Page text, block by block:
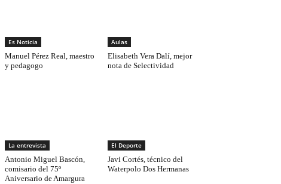
Es Noticia
Manuel Pérez Real, maestro
y pedagogo
Aulas
Elisabeth Vera Dalí, mejor
nota de Selectividad
La entrevista
Antonio Miguel Bascón,
comisario del 75º
Aniversario de Amargura
El Deporte
Javi Cortés, técnico del
Waterpolo Dos Hermanas